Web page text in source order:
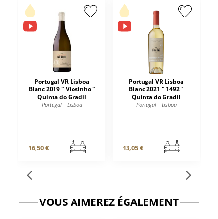
Portugal VR Lisboa
Blanc 2019 " Viosinho "
Quinta do Gradil
Portugal – Lisboa
16,50 €
Portugal VR Lisboa
Blanc 2021 " 1492 "
Quinta do Gradil
Portugal – Lisboa
13,05 €
VOUS AIMEREZ ÉGALEMENT